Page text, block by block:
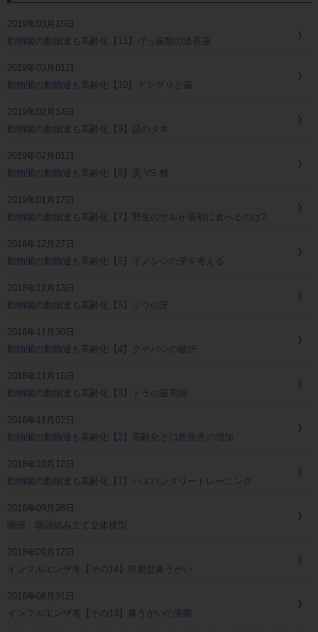
2019年03月15日
動物園の動物達も高齢化【11】げっ歯類の過長歯
2019年03月01日
動物園の動物達も高齢化【10】ドングリと歯
2019年02月14日
動物園の動物達も高齢化【9】話のタネ
2019年02月01日
動物園の動物達も高齢化【8】実 VS.種
2019年01月17日
動物園の動物達も高齢化【7】野生のサルが最初に食べるのは?
2018年12月27日
動物園の動物達も高齢化【6】イノシシの牙を考える
2018年12月13日
動物園の動物達も高齢化【5】ゾウの牙
2018年11月30日
動物園の動物達も高齢化【4】クチバシの破折
2018年11月16日
動物園の動物達も高齢化【3】トラの歯周病
2018年11月02日
動物園の動物達も高齢化【2】高齢化と口腔疾患の増加
2018年10月12日
動物園の動物達も高齢化【1】ハズバンダリートレーニング
2018年09月28日
喉頭・咽頭組み立て立体模型
2018年09月17日
インフルエンザ考【その14】簡易型鼻うがい
2018年08月31日
インフルエンザ考【その13】鼻うがいの実際